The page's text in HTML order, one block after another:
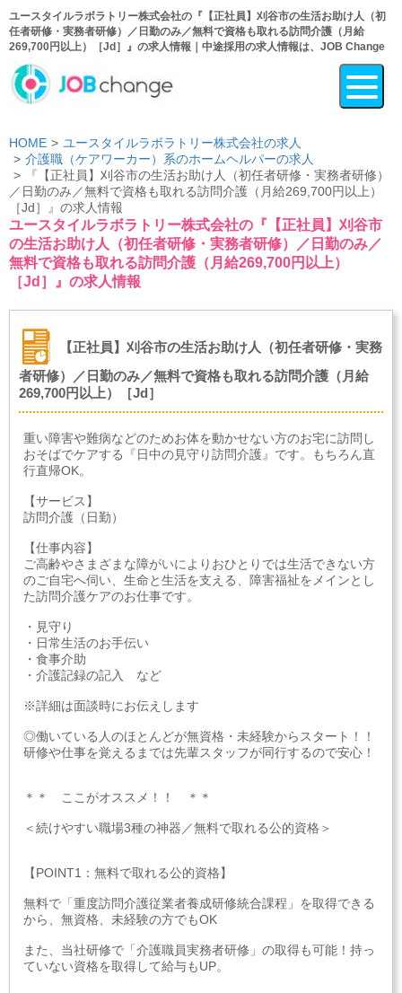
ユースタイルラボラトリー株式会社の『【正社員】刈谷市の生活お助け人（初
任者研修・実務者研修）／日勤のみ／無料で資格も取れる訪問介護（月給
269,700円以上）［Jd］』の求人情報｜中途採用の求人情報は、JOB Change
HOME
ユースタイルラボラトリー株式会社の求人
介護職（ケアワーカー）系のホームヘルパーの求人
『【正社員】刈谷市の生活お助け人（初任者研修・実務者研修）
／日勤のみ／無料で資格も取れる訪問介護（月給269,700円以上）
［Jd］』の求人情報
ユースタイルラボラトリー株式会社の『【正社員】刈谷市
の生活お助け人（初任者研修・実務者研修）／日勤のみ／
無料で資格も取れる訪問介護（月給269,700円以上）
［Jd］』の求人情報
【正社員】刈谷市の生活お助け人（初任者研修・実務
者研修）／日勤のみ／無料で資格も取れる訪問介護（月給
269,700円以上）［Jd］
重い障害や難病などのためお体を動かせない方のお宅に訪問し
おそばでケアする『日中の見守り訪問介護』です。もちろん直
行直帰OK。
【サービス】
訪問介護（日勤）
【仕事内容】
ご高齢やさまざまな障がいによりおひとりでは生活できない方
のご自宅へ伺い、生命と生活を支える、障害福祉をメインとし
た訪問介護ケアのお仕事です。
・見守り
・日常生活のお手伝い
・食事介助
・介護記録の記入 など
※詳細は面談時にお伝えします
◎働いている人のほとんどが無資格・未経験からスタート！！
研修や仕事を覚えるまでは先輩スタッフが同行するので安心！
＊＊ ここがオススメ！！ ＊＊
＜続けやすい職場3種の神器／無料で取れる公的資格＞
【POINT1：無料で取れる公的資格】
無料で「重度訪問介護従業者養成研修統合課程」を取得できる
から、無資格、未経験の方でもOK
また、当社研修で「介護職員実務者研修」の取得も可能！持っ
ていない資格を取得して給与もUP。